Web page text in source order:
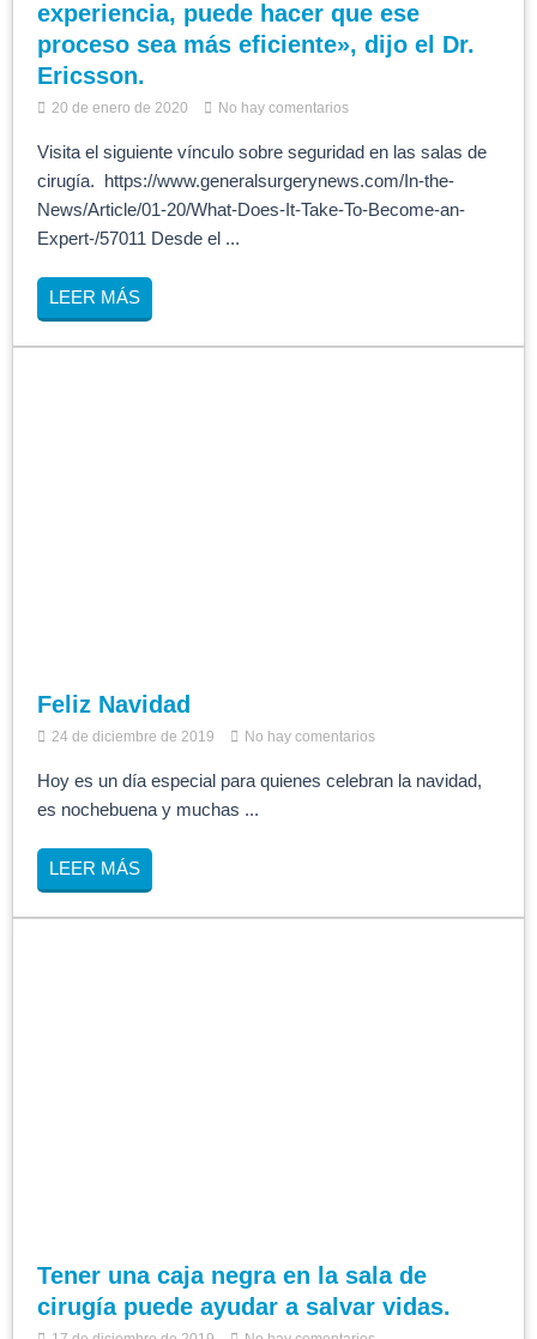
experiencia, puede hacer que ese
proceso sea más eficiente», dijo el Dr.
Ericsson.
20 de enero de 2020 No hay comentarios
Visita el siguiente vínculo sobre seguridad en las salas de
cirugía. https://www.generalsurgerynews.com/In-the-
News/Article/01-20/What-Does-It-Take-To-Become-an-
Expert-/57011 Desde el ...
LEER MÁS
Feliz Navidad
24 de diciembre de 2019 No hay comentarios
Hoy es un día especial para quienes celebran la navidad,
es nochebuena y muchas ...
LEER MÁS
Tener una caja negra en la sala de
cirugía puede ayudar a salvar vidas.